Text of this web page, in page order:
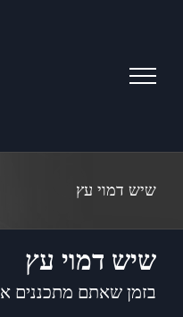
content
שיש דמוי עץ
שיש דמוי עץ
בזמן שאתם מתכננים